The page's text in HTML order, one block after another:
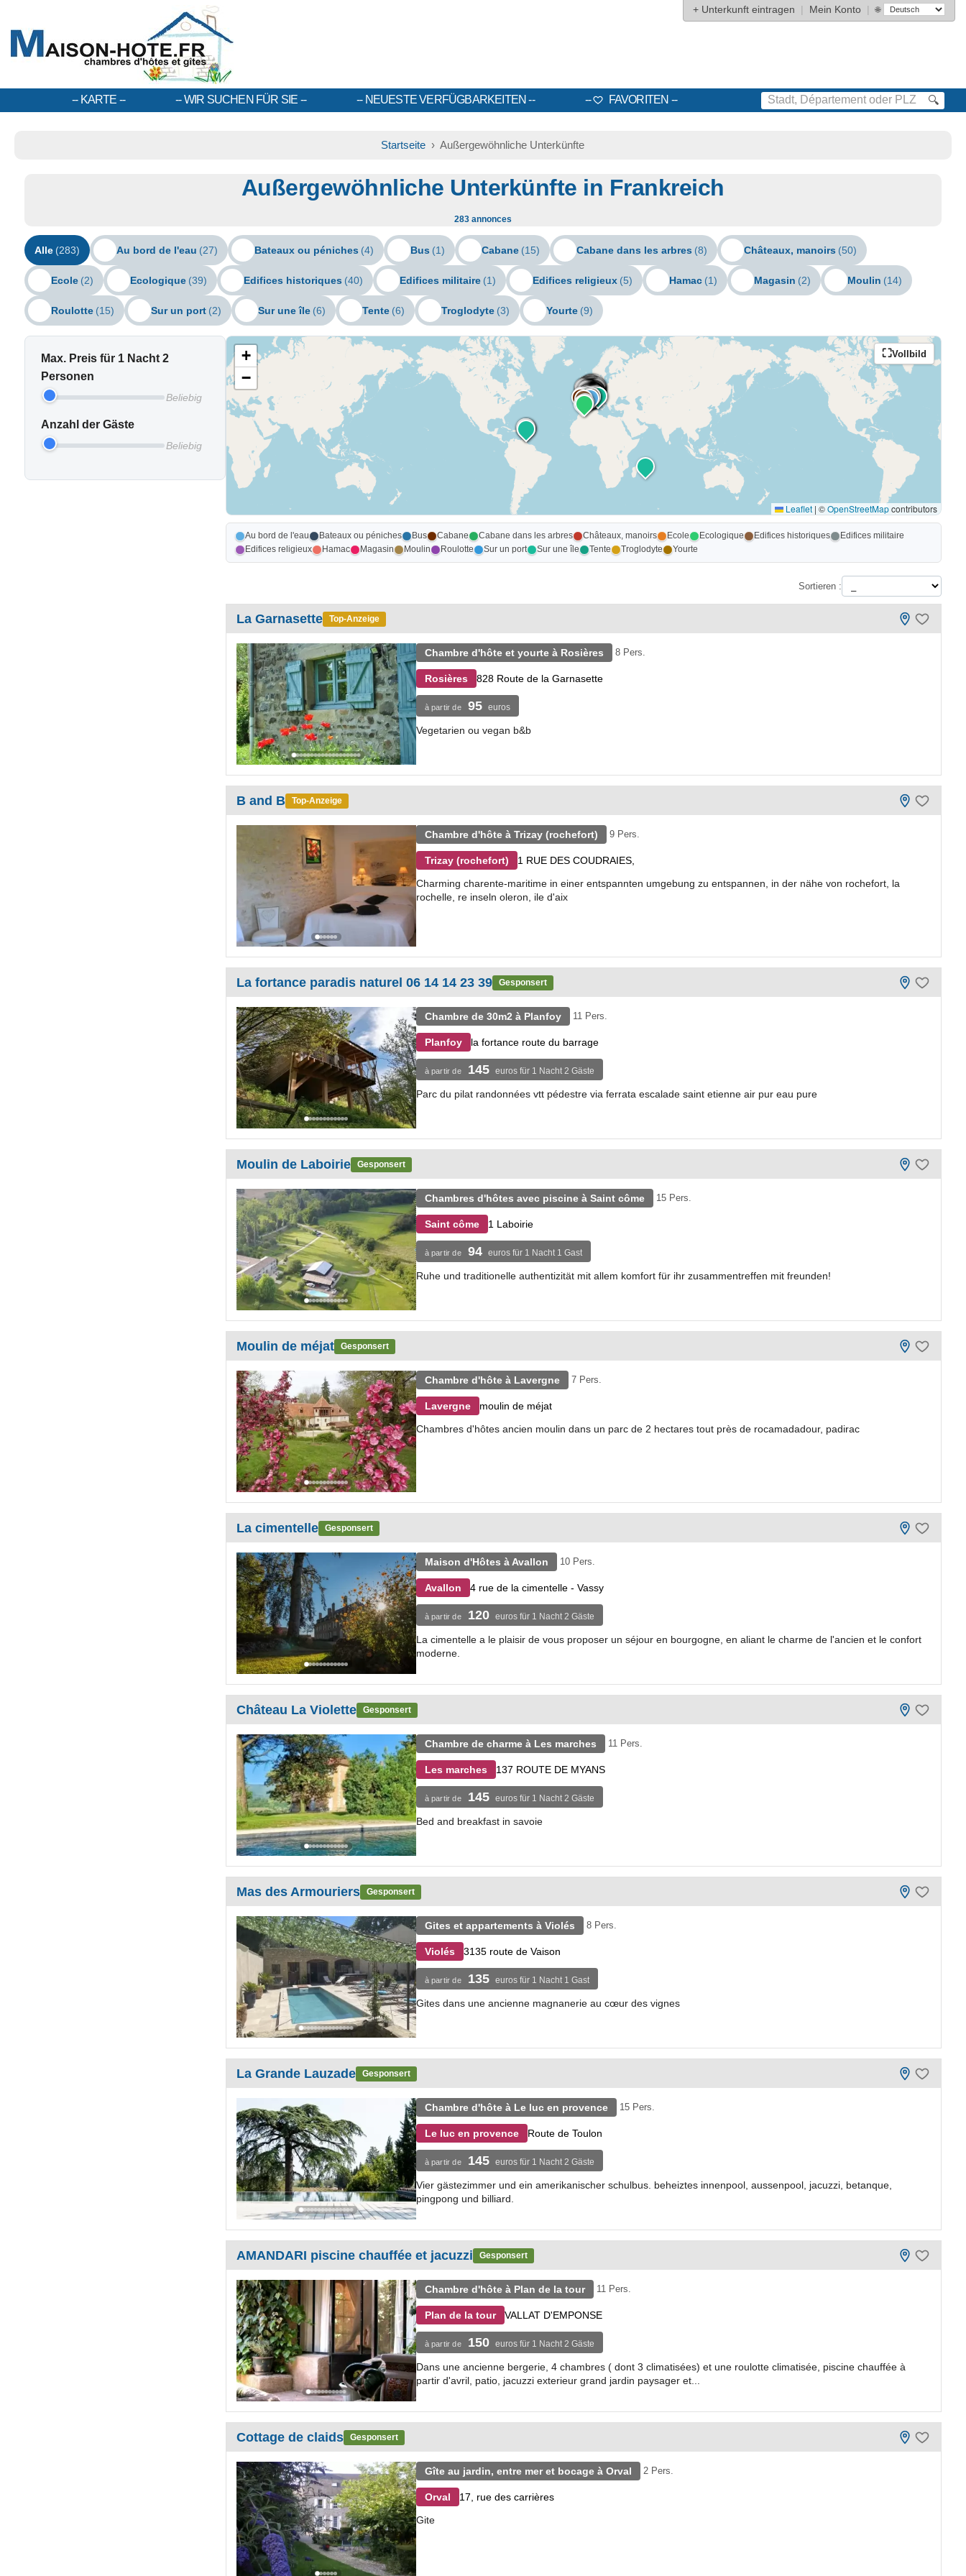
+ Unterkunft eintragen | Mein Konto | 🌐
KARTE WIR SUCHEN FÜR SIE NEUESTE VERFÜGBARKEITEN FAVORITEN 🔍
Startseite › Außergewöhnliche Unterkünfte
Außergewöhnliche Unterkünfte in Frankreich
283 annonces
Alle (283) Au bord de l'eau (27) Bateaux ou péniches (4) Bus (1) Cabane (15) Cabane dans les arbres (8) Châteaux, manoirs (50)
Ecole (2) Ecologique (39) Edifices historiques (40) Edifices militaire (1) Edifices religieux (5) Hamac (1) Magasin (2) Moulin (14)
Roulotte (15) Sur un port (2) Sur une île (6) Tente (6) Troglodyte (3) Yourte (9)
Max. Preis für 1 Nacht 2
Personen
Beliebig
Anzahl der Gäste
Beliebig
Vollbild
+
−
Leaflet | ©OpenStreetMapcontributors
Au bord de l'eau Bateaux ou péniches Bus Cabane Cabane dans les arbres Châteaux, manoirs Ecole Ecologique Edifices historiques
Edifices militaire
Edifices religieux
Hamac Magasin Moulin Roulotte Sur un port Sur une île Tente Troglodyte Yourte
Sortieren :
La Garnasette Top-Anzeige
Chambre d'hôte et yourte à Rosières 8 Pers.
Rosières 828 Route de la Garnasette
à partir de 95 euros
Vegetarien ou vegan b&b
B and B Top-Anzeige
Chambre d'hôte à Trizay (rochefort) 9 Pers.
Trizay (rochefort) 1 RUE DES COUDRAIES,
Charming charente-maritime in einer entspannten umgebung zu entspannen, in der nähe von rochefort, la
rochelle, re inseln oleron, ile d'aix
La fortance paradis naturel 06 14 14 23 39 Gesponsert
Chambre de 30m2 à Planfoy 11 Pers.
Planfoy la fortance route du barrage
à partir de 145 euros für 1 Nacht 2 Gäste
Parc du pilat randonnées vtt pédestre via ferrata escalade saint etienne air pur eau pure
Moulin de Laboirie Gesponsert
Chambres d'hôtes avec piscine à Saint côme 15 Pers.
Saint côme 1 Laboirie
à partir de 94 euros für 1 Nacht 1 Gast
Ruhe und traditionelle authentizität mit allem komfort für ihr zusammentreffen mit freunden!
Moulin de méjat Gesponsert
Chambre d'hôte à Lavergne 7 Pers.
Lavergne moulin de méjat
Chambres d'hôtes ancien moulin dans un parc de 2 hectares tout près de rocamadadour, padirac
La cimentelle Gesponsert
Maison d'Hôtes à Avallon 10 Pers.
Avallon 4 rue de la cimentelle - Vassy
à partir de 120 euros für 1 Nacht 2 Gäste
La cimentelle a le plaisir de vous proposer un séjour en bourgogne, en aliant le charme de l'ancien et le confort
moderne.
Château La Violette Gesponsert
Chambre de charme à Les marches 11 Pers.
Les marches 137 ROUTE DE MYANS
à partir de 145 euros für 1 Nacht 2 Gäste
Bed and breakfast in savoie
Mas des Armouriers Gesponsert
Gites et appartements à Violés 8 Pers.
Violés 3135 route de Vaison
à partir de 135 euros für 1 Nacht 1 Gast
Gites dans une ancienne magnanerie au cœur des vignes
La Grande Lauzade Gesponsert
Chambre d'hôte à Le luc en provence 15 Pers.
Le luc en provence Route de Toulon
à partir de 145 euros für 1 Nacht 2 Gäste
Vier gästezimmer und ein amerikanischer schulbus. beheiztes innenpool, aussenpool, jacuzzi, betanque,
pingpong und billiard.
AMANDARI piscine chauffée et jacuzzi Gesponsert
Chambre d'hôte à Plan de la tour 11 Pers.
Plan de la tour VALLAT D'EMPONSE
à partir de 150 euros für 1 Nacht 2 Gäste
Dans une ancienne bergerie, 4 chambres ( dont 3 climatisées) et une roulotte climatisée, piscine chauffée à
partir d'avril, patio, jacuzzi exterieur grand jardin paysager et...
Cottage de claids Gesponsert
Gîte au jardin, entre mer et bocage à Orval 2 Pers.
Orval 17, rue des carrières
Gite